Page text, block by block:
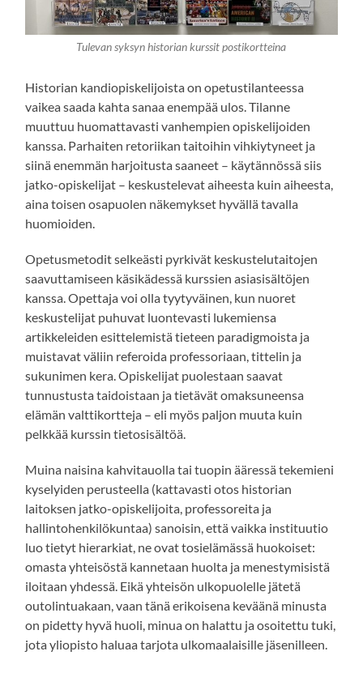
Tulevan syksyn historian kurssit postikortteina
Historian kandiopiskelijoista on opetustilanteessa
vaikea saada kahta sanaa enempää ulos. Tilanne
muuttuu huomattavasti vanhempien opiskelijoiden
kanssa. Parhaiten retoriikan taitoihin vihkiytyneet ja
siinä enemmän harjoitusta saaneet – käytännössä siis
jatko-opiskelijat – keskustelevat aiheesta kuin aiheesta,
aina toisen osapuolen näkemykset hyvällä tavalla
huomioiden.
Opetusmetodit selkeästi pyrkivät keskustelutaitojen
saavuttamiseen käsikädessä kurssien asiasisältöjen
kanssa. Opettaja voi olla tyytyväinen, kun nuoret
keskustelijat puhuvat luontevasti lukemiensa
artikkeleiden esittelemistä tieteen paradigmoista ja
muistavat väliin referoida professoriaan, tittelin ja
sukunimen kera. Opiskelijat puolestaan saavat
tunnustusta taidoistaan ja tietävät omaksuneensa
elämän valttikortteja – eli myös paljon muuta kuin
pelkkää kurssin tietosisältöä.
Muina naisina kahvitauolla tai tuopin ääressä tekemieni
kyselyiden perusteella (kattavasti otos historian
laitoksen jatko-opiskelijoita, professoreita ja
hallintohenkilökuntaa) sanoisin, että vaikka instituutio
luo tietyt hierarkiat, ne ovat tosielämässä huokoiset:
omasta yhteisöstä kannetaan huolta ja menestymisistä
iloitaan yhdessä. Eikä yhteisön ulkopuolelle jätetä
outolintuakaan, vaan tänä erikoisena keväänä minusta
on pidetty hyvä huoli, minua on halattu ja osoitettu tuki,
jota yliopisto haluaa tarjota ulkomaalaisille jäsenilleen.